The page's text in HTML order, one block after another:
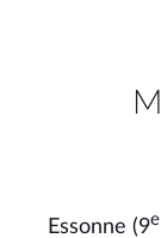
Essonne (9e